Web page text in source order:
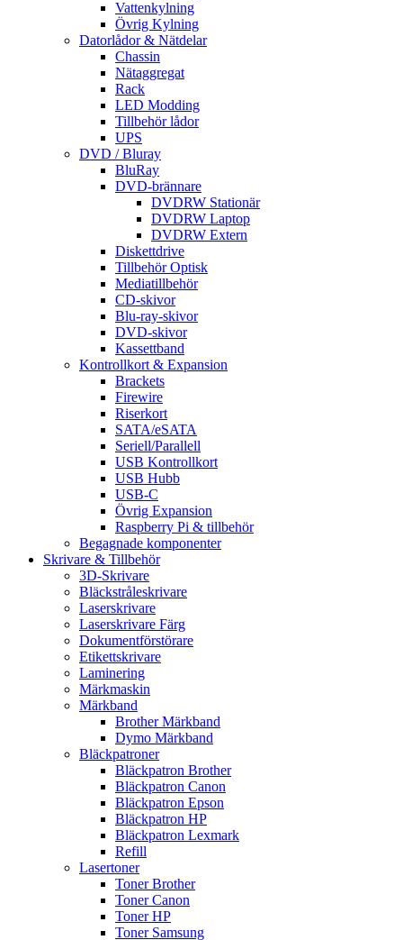
Vattenkylning
Övrig Kylning
Datorlådor & Nätdelar
Chassin
Nätaggregat
Rack
LED Modding
Tillbehör lådor
UPS
DVD / Bluray
BluRay
DVD-brännare
DVDRW Stationär
DVDRW Laptop
DVDRW Extern
Diskettdrive
Tillbehör Optisk
Mediatillbehör
CD-skivor
Blu-ray-skivor
DVD-skivor
Kassettband
Kontrollkort & Expansion
Brackets
Firewire
Riserkort
SATA/eSATA
Seriell/Parallell
USB Kontrollkort
USB Hubb
USB-C
Övrig Expansion
Raspberry Pi & tillbehör
Begagnade komponenter
Skrivare & Tillbehör
3D-Skrivare
Bläckstråleskrivare
Laserskrivare
Laserskrivare Färg
Dokumentförstörare
Etikettskrivare
Laminering
Märkmaskin
Märkband
Brother Märkband
Dymo Märkband
Bläckpatroner
Bläckpatron Brother
Bläckpatron Canon
Bläckpatron Epson
Bläckpatron HP
Bläckpatron Lexmark
Refill
Lasertoner
Toner Brother
Toner Canon
Toner HP
Toner Samsung